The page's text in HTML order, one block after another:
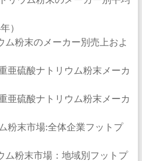
）
ム粉末のメーカー別売上およ
亜硫酸ナトリウム粉末メーカ
亜硫酸ナトリウム粉末メーカ
粉末市場:全体企業フットプ
ム粉末市場：地域別フットプ